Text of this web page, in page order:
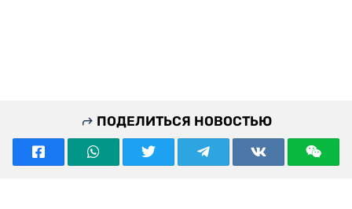
ПОДЕЛИТЬСЯ НОВОСТЬЮ